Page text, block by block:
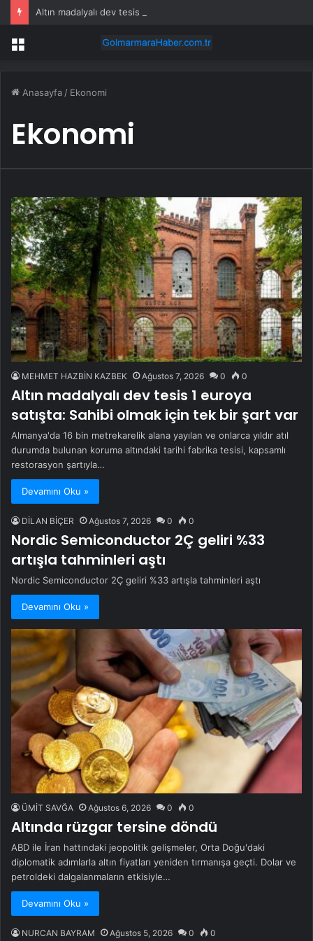
Menü
Anasayfa / Ekonomi
Ekonomi
MEHMET HAZBİN KAZBEK Ağustos 7, 2026 0 0
Altın madalyalı dev tesis 1 euroya
satışta: Sahibi olmak için tek bir şart var
Almanya'da 16 bin metrekarelik alana yayılan ve onlarca yıldır atıl
durumda bulunan koruma altındaki tarihi fabrika tesisi, kapsamlı
restorasyon şartıyla…
Devamını Oku »
DİLAN BİÇER Ağustos 7, 2026 0 0
Nordic Semiconductor 2Ç geliri %33
artışla tahminleri aştı
Nordic Semiconductor 2Ç geliri %33 artışla tahminleri aştı
Devamını Oku »
ÜMİT SAVĞA Ağustos 6, 2026 0 0
Altında rüzgar tersine döndü
ABD ile İran hattındaki jeopolitik gelişmeler, Orta Doğu'daki
diplomatik adımlarla altın fiyatları yeniden tırmanışa geçti. Dolar ve
petroldeki dalgalanmaların etkisiyle…
Devamını Oku »
NURCAN BAYRAM Ağustos 5, 2026 0 0